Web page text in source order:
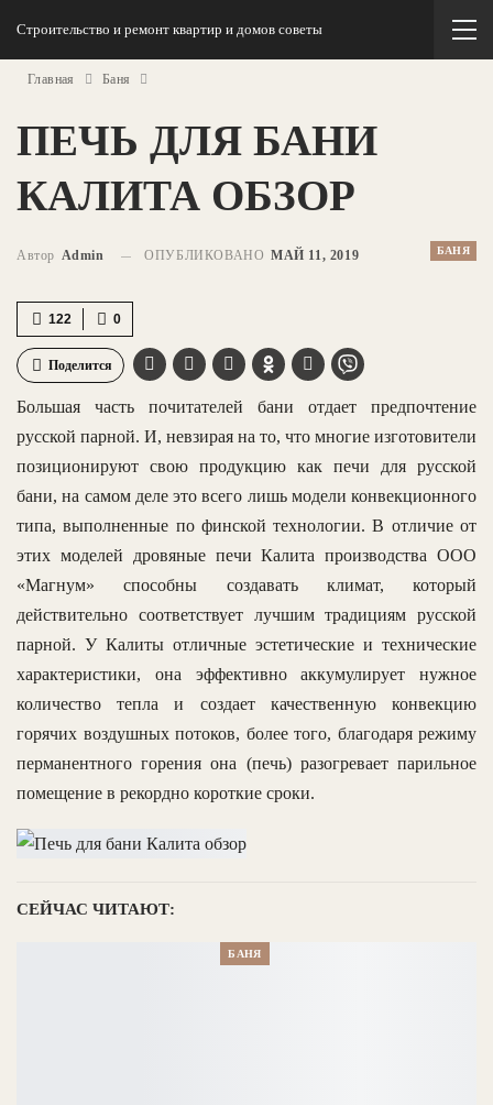
Строительство и ремонт квартир и домов советы
Главная Баня
ПЕЧЬ ДЛЯ БАНИ
КАЛИТА ОБЗОР
БАНЯ
Автор Admin ОПУБЛИКОВАНО МАЙ 11, 2019
0
122
Поделится
Большая часть почитателей бани отдает предпочтение
русской парной. И, невзирая на то, что многие изготовители
позиционируют свою продукцию как печи для русской
бани, на самом деле это всего лишь модели конвекционного
типа, выполненные по финской технологии. В отличие от
этих моделей дровяные печи Калита производства ООО
«Магнум» способны создавать климат, который
действительно соответствует лучшим традициям русской
парной. У Калиты отличные эстетические и технические
характеристики, она эффективно аккумулирует нужное
количество тепла и создает качественную конвекцию
горячих воздушных потоков, более того, благодаря режиму
перманентного горения она (печь) разогревает парильное
помещение в рекордно короткие сроки.
СЕЙЧАС ЧИТАЮТ:
БАНЯ